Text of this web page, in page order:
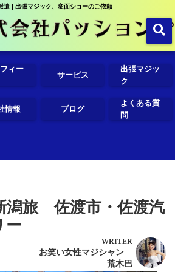
遣 | 出張マジック、変面ショーのご依頼
ィー
サービス
出張マジッ
ク
情報 ブログ
よくある質
問
潟旅 佐渡市・佐渡汽
ー
WRITER
お笑い女性マジシャン
荒木巴